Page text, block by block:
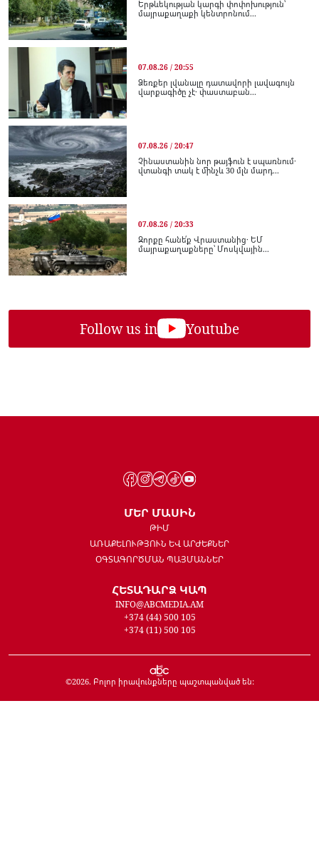
Երթևեկության կարգի փոփոխություն՝
մայրաքաղաքի կենտրոնում...
07.08.26 / 20:55
Ձեռքեր լվանալը դատավորի լավագույն
վարքագիծը չէ․ փաստաբան...
07.08.26 / 20:47
Չինաստանին նոր թայֆուն է սպառնում․
վտանգի տակ է մինչև 30 մլն մարդ...
07.08.26 / 20:33
Զորքը հանե՛ք Վրաստանից․ ԵՄ
մայրաքաղաքները՝ Մոսկվային...
Follow us in Youtube
ՄԵՐ ՄԱՍԻՆ
ԹԻՄ
ԱՌԱՔԵԼՈՒԹՅՈՒՆ ԵՎ ԱՐԺԵՔՆԵՐ
ՕԳՏԱԳՈՐԾՄԱՆ ՊԱՅՄԱՆՆԵՐ
ՀԵՏԱԴԱՐՁ ԿԱՊ
INFO@ABCMEDIA.AM
+374 (44) 500 105
+374 (11) 500 105
©2026. Բոլոր իրավունքները պաշտպանված են: